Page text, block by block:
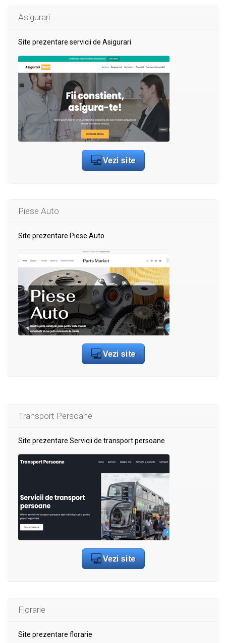
Asigurari
Site prezentare servicii de Asigurari
Piese Auto
Site prezentare Piese Auto
Transport Persoane
Site prezentare Servicii de transport persoane
Florarie
Site prezentare florarie